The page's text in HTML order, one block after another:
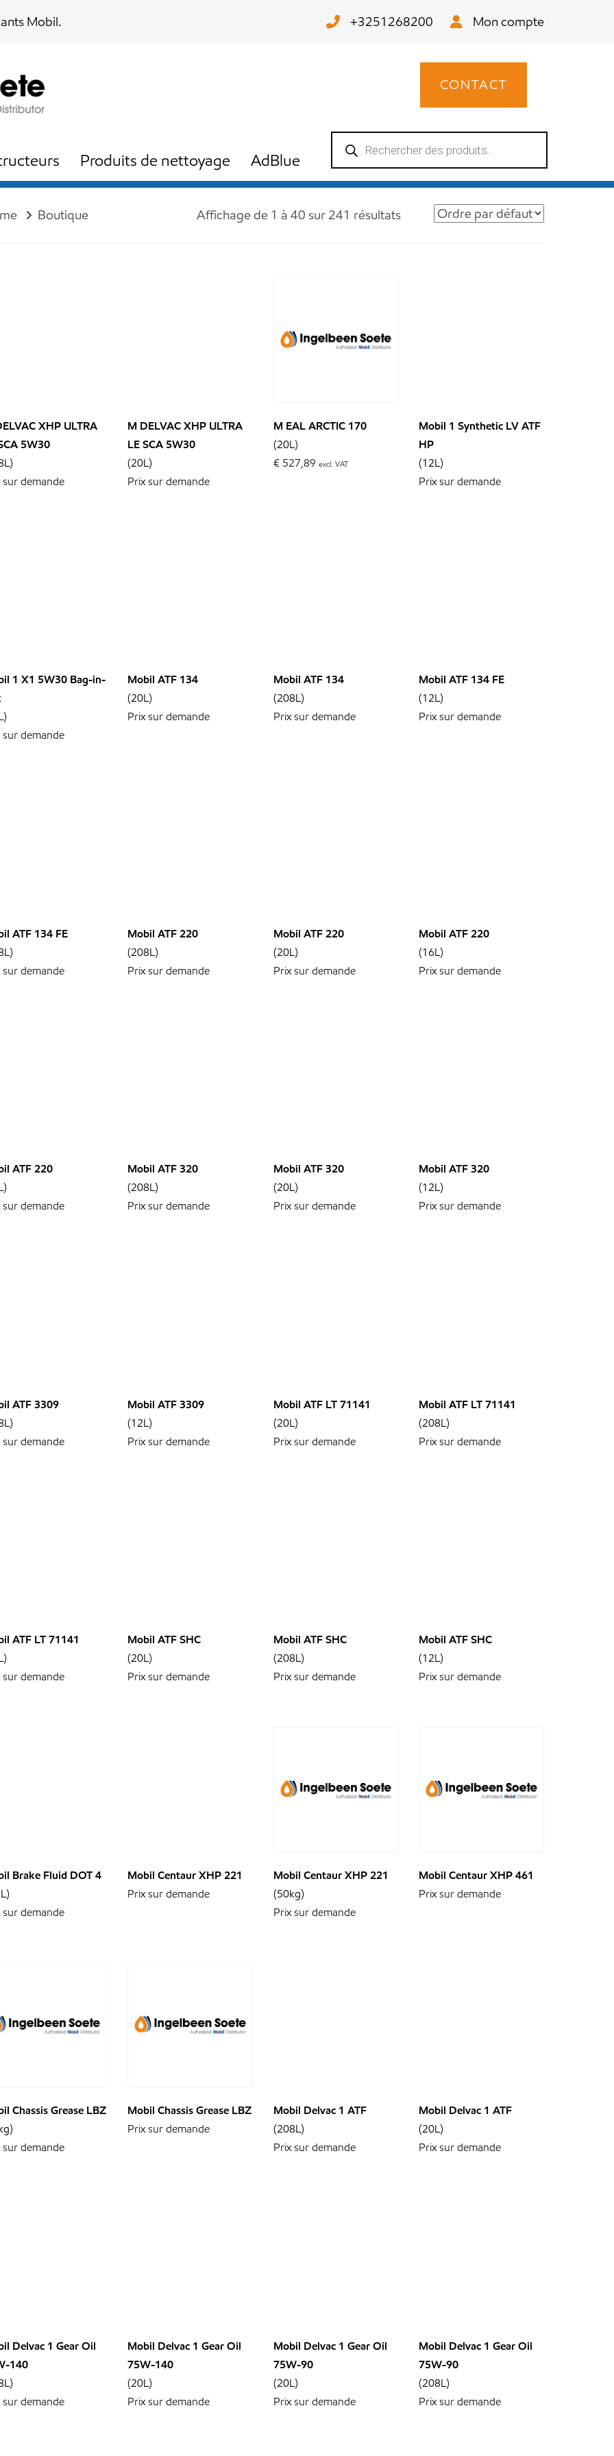
Mobil. +3251268200 Mon compte
CONTACT
Produits de nettoyage AdBlue
Recherche
produits
Boutique Affichage de 1 à 40 sur 241 résultats
XHP ULTRA
5W30
sur demande
M DELVAC XHP ULTRA
LE SCA 5W30
(20L)
Prix sur demande
M EAL ARCTIC 170
(20L)
€527,89 excl. VAT
Mobil 1 Synthetic LV ATF
HP
(12L)
Prix sur demande
1 X1 5W30 Bag-in-
sur demande
Mobil ATF 134
(20L)
Prix sur demande
Mobil ATF 134
(208L)
Prix sur demande
Mobil ATF 134 FE
(12L)
Prix sur demande
ATF 134 FE
sur demande
Mobil ATF 220
(208L)
Prix sur demande
Mobil ATF 220
(20L)
Prix sur demande
Mobil ATF 220
(16L)
Prix sur demande
ATF 220
sur demande
Mobil ATF 320
(208L)
Prix sur demande
Mobil ATF 320
(20L)
Prix sur demande
Mobil ATF 320
(12L)
Prix sur demande
ATF 3309
sur demande
Mobil ATF 3309
(12L)
Prix sur demande
Mobil ATF LT 71141
(20L)
Prix sur demande
Mobil ATF LT 71141
(208L)
Prix sur demande
ATF LT 71141
sur demande
Mobil ATF SHC
(20L)
Prix sur demande
Mobil ATF SHC
(208L)
Prix sur demande
Mobil ATF SHC
(12L)
Prix sur demande
Brake Fluid DOT 4
sur demande
Mobil Centaur XHP 221
Prix sur demande
Mobil Centaur XHP 221
(50kg)
Prix sur demande
Mobil Centaur XHP 461
Prix sur demande
Chassis Grease LBZ
sur demande
Mobil Chassis Grease LBZ
Prix sur demande
Mobil Delvac 1 ATF
(208L)
Prix sur demande
Mobil Delvac 1 ATF
(20L)
Prix sur demande
Delvac 1 Gear Oil
140
sur demande
Mobil Delvac 1 Gear Oil
75W-140
(20L)
Prix sur demande
Mobil Delvac 1 Gear Oil
75W-90
(20L)
Prix sur demande
Mobil Delvac 1 Gear Oil
75W-90
(208L)
Prix sur demande